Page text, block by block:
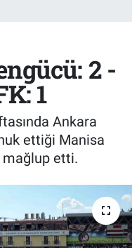
2 -
1
Ankara
ettiği Manisa
mağlup etti.